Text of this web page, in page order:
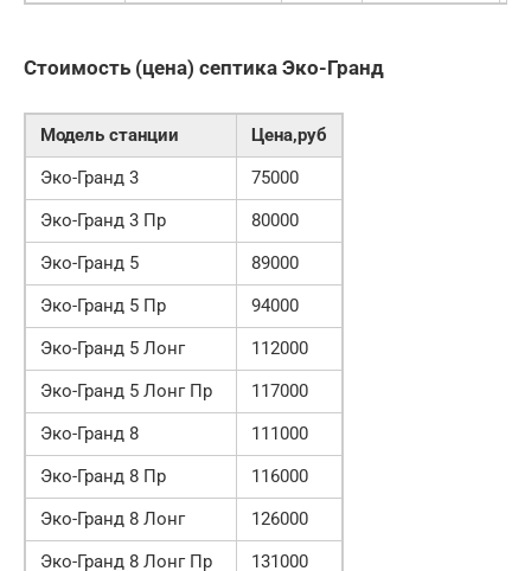
Стоимость (цена) септика Эко-Гранд
Модель станции
Цена,руб
Эко-Гранд 3
75000
Эко-Гранд 3 Пр
80000
Эко-Гранд 5
89000
Эко-Гранд 5 Пр
94000
Эко-Гранд 5 Лонг
112000
Эко-Гранд 5 Лонг Пр
117000
Эко-Гранд 8
111000
Эко-Гранд 8 Пр
116000
Эко-Гранд 8 Лонг
126000
Эко-Гранд 8 Лонг Пр
131000